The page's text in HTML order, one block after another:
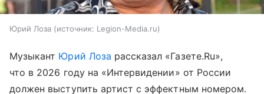
Юрий Лоза источник: Legion-Media.ru
Музыкант Юрий Лоза рассказал «Газете.Ru»,
что в 2026 году на «Интервидении» от России
должен выступить артист с эффектным номером.